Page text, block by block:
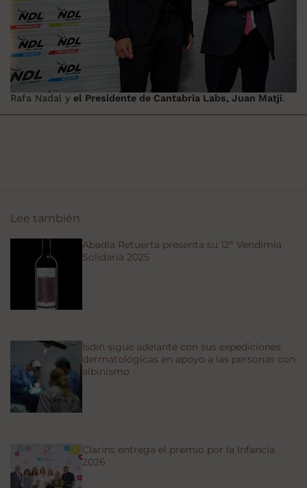
Rafa Nadal y el Presidente de Cantabria Labs, Juan Matji.
Lee también
Abadía Retuerta presenta su 12ª Vendimia
Solidaria 2025
Isdin sigue adelante con sus expediciones
dermatológicas en apoyo a las personas con
albinismo
Clarins entrega el premio por la Infancia
2026